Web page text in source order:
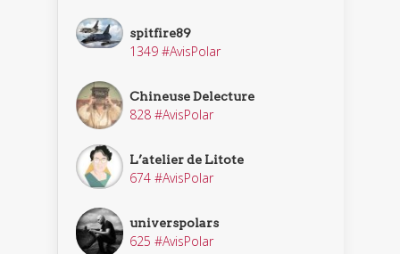
spitfire89
1349 #AvisPolar
Chineuse Delecture
828 #AvisPolar
L’atelier de Litote
674 #AvisPolar
universpolars
625 #AvisPolar